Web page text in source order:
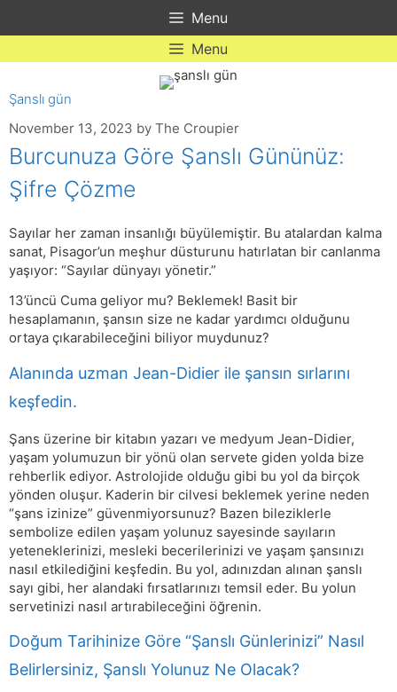
Menu
Menu
Şanslı gün
November 13, 2023 by The Croupier
Burcunuza Göre Şanslı Gününüz:
Şifre Çözme
Sayılar her zaman insanlığı büyülemiştir. Bu atalardan kalma
sanat, Pisagor’un meşhur düsturunu hatırlatan bir canlanma
yaşıyor: “Sayılar dünyayı yönetir.”
13’üncü Cuma geliyor mu? Beklemek! Basit bir
hesaplamanın, şansın size ne kadar yardımcı olduğunu
ortaya çıkarabileceğini biliyor muydunuz?
Alanında uzman Jean-Didier ile şansın sırlarını
keşfedin.
Şans üzerine bir kitabın yazarı ve medyum Jean-Didier,
yaşam yolumuzun bir yönü olan servete giden yolda bize
rehberlik ediyor. Astrolojide olduğu gibi bu yol da birçok
yönden oluşur. Kaderin bir cilvesi beklemek yerine neden
“şans izinize” güvenmiyorsunuz? Bazen bileziklerle
sembolize edilen yaşam yolunuz sayesinde sayıların
yeteneklerinizi, mesleki becerilerinizi ve yaşam şansınızı
nasıl etkilediğini keşfedin. Bu yol, adınızdan alınan şanslı
sayı gibi, her alandaki fırsatlarınızı temsil eder. Bu yolun
servetinizi nasıl artırabileceğini öğrenin.
Doğum Tarihinize Göre “Şanslı Günlerinizi” Nasıl
Belirlersiniz, Şanslı Yolunuz Ne Olacak?